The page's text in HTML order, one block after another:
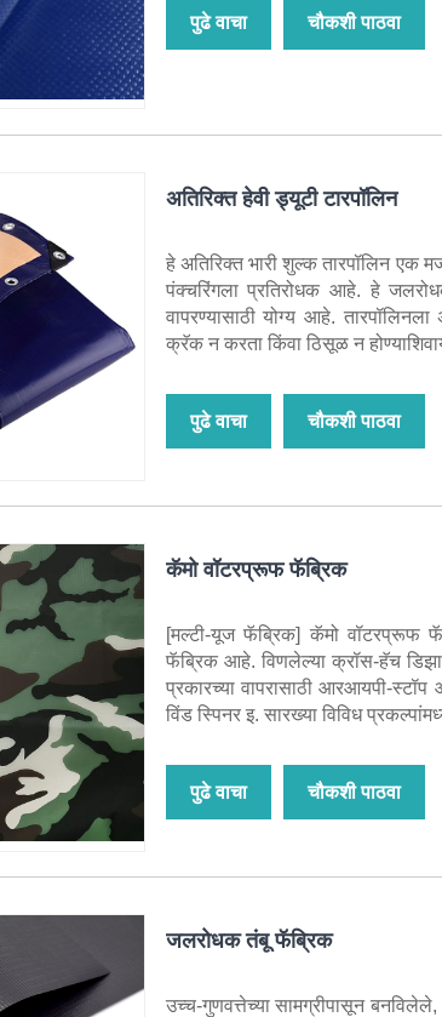
पुढे वाचा चौकशी पाठवा
अतिरिक्त हेवी ड्यूटी टारपॉलिन
हे अतिरिक्त भारी शुल्क तारपॉलिन
पंक्चरिंगला प्रतिरोधक आहे. हे
वापरण्यासाठी योग्य आहे.
क्रॅक न करता किंवा ठिसूळ न
पुढे वाचा चौकशी पाठवा
कॅमो वॉटरप्रूफ फॅब्रिक
[मल्टी-यूज फॅब्रिक] कॅमो वॉटरप्रूफ
फॅब्रिक आहे. विणलेल्या क्रॉस-हॅच
प्रकारच्या वापरासाठी आरआयपी-
विंड स्पिनर इ. सारख्या विविध
पुढे वाचा चौकशी पाठवा
जलरोधक तंबू फॅब्रिक
उच्च-गुणवत्तेच्या सामग्रीपासून